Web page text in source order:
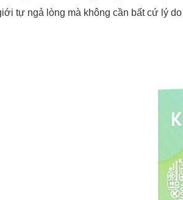
tự ngả lòng mà không cần bất cứ lý